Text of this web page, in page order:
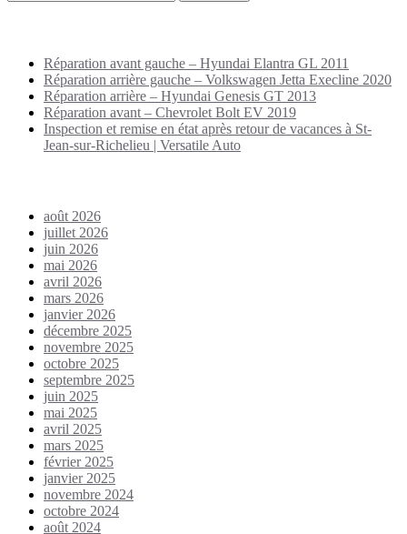
Réparation avant gauche – Hyundai Elantra GL 2011
Réparation arrière gauche – Volkswagen Jetta Execline 2020
Réparation arrière – Hyundai Genesis GT 2013
Réparation avant – Chevrolet Bolt EV 2019
Inspection et remise en état après retour de vacances à St-
Jean-sur-Richelieu | Versatile Auto
août 2026
juillet 2026
juin 2026
mai 2026
avril 2026
mars 2026
janvier 2026
décembre 2025
novembre 2025
octobre 2025
septembre 2025
juin 2025
mai 2025
avril 2025
mars 2025
février 2025
janvier 2025
novembre 2024
octobre 2024
août 2024